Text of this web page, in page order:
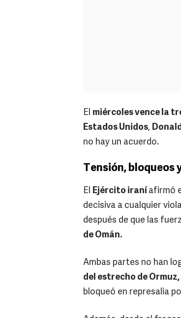
El miércoles vence la
Estados Unidos,
no hay un acuerdo.
Tensión, bloqueos
El Ejército iraní afirmó
decisiva a cualquier
después de que las
de Omán.
Ambas partes no han
del estrecho de Ormuz,
bloqueó en represalia